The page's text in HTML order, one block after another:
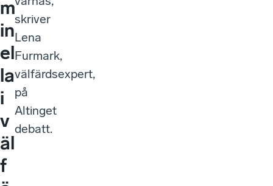
m
in
el
la
i
v
äl
f
skriver
Lena
Furmark,
välfärdsexpert,
på
Altinget
debatt.